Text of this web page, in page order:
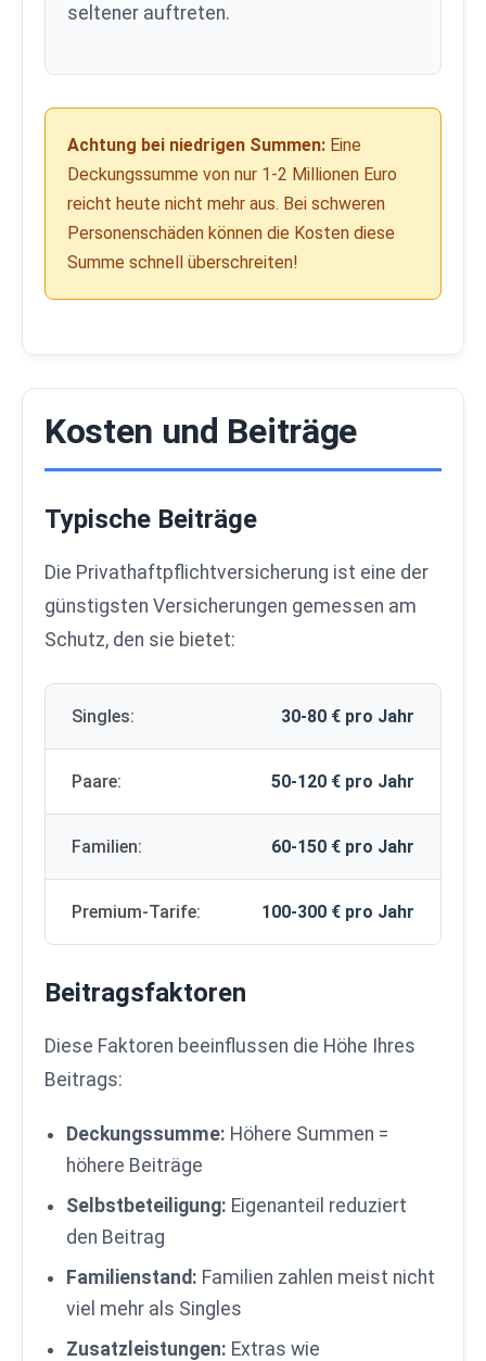
seltener auftreten.
Achtung bei niedrigen Summen: Eine
Deckungssumme von nur 1-2 Millionen Euro
reicht heute nicht mehr aus. Bei schweren
Personenschäden können die Kosten diese
Summe schnell überschreiten!
Kosten und Beiträge
Typische Beiträge
Die Privathaftpflichtversicherung ist eine der
günstigsten Versicherungen gemessen am
Schutz, den sie bietet:
Singles: 30-80 € pro Jahr
Paare: 50-120 € pro Jahr
Familien: 60-150 € pro Jahr
Premium-Tarife: 100-300 € pro Jahr
Beitragsfaktoren
Diese Faktoren beeinflussen die Höhe Ihres
Beitrags:
Deckungssumme: Höhere Summen =
höhere Beiträge
Selbstbeteiligung: Eigenanteil reduziert
den Beitrag
Familienstand: Familien zahlen meist nicht
viel mehr als Singles
Zusatzleistungen: Extras wie